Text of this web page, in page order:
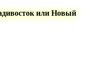
или Новый